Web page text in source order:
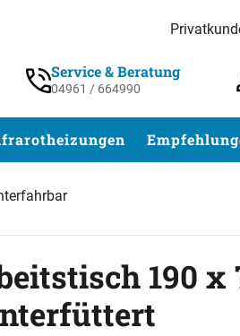
Service &
Service & Beratung
04961 / 664990
190 x